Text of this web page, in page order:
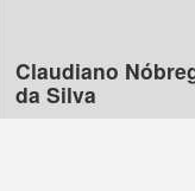
Claudiano
da Silva